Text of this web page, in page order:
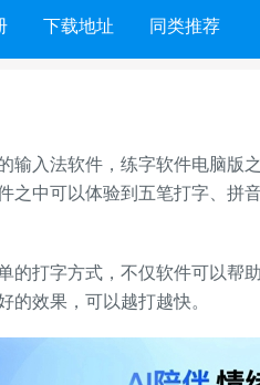
下载地址 同类推荐
入法软件，练字软件电脑版
之中可以体验到五笔打字、拼
打字方式，不仅软件可以帮
的效果，可以越打越快。